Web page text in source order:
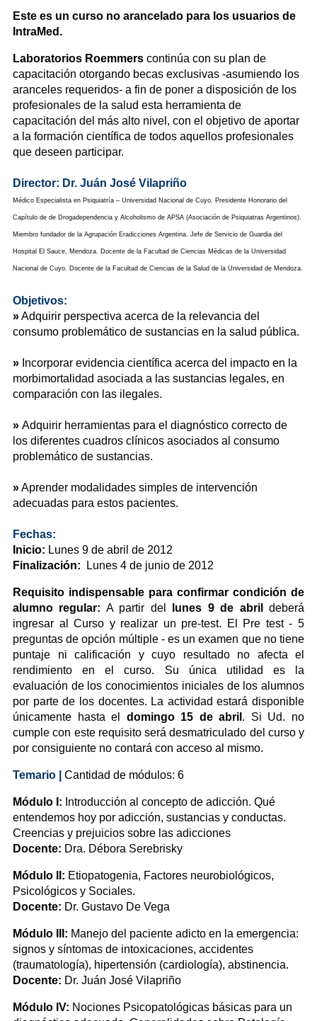
Este es un curso no arancelado para los usuarios de
IntraMed.
Laboratorios Roemmers continúa con su plan de
capacitación otorgando becas exclusivas -asumiendo los
aranceles requeridos- a fin de poner a disposición de los
profesionales de la salud esta herramienta de
capacitación del más alto nivel, con el objetivo de aportar
a la formación científica de todos aquellos profesionales
que deseen participar.
Director: Dr. Juán José Vilapriño
Médico Especialista en Psiquiatría – Universidad Nacional de Cuyo. Presidente Honorario del
Capítulo de de Drogadependencia y Alcoholismo de APSA (Asociación de Psiquiatras Argentinos).
Miembro fundador de la Agrupación Eradicciones Argentina. Jefe de Servicio de Guardia del
Hospital El Sauce, Mendoza. Docente de la Facultad de Ciencias Médicas de la Universidad
Nacional de Cuyo. Docente de la Facultad de Ciencias de la Salud de la Universidad de Mendoza.
Objetivos:
»Adquirir perspectiva acerca de la relevancia del
consumo problemático de sustancias en la salud pública.
» Incorporar evidencia científica acerca del impacto en la
morbimortalidad asociada a las sustancias legales, en
comparación con las ilegales.
» Adquirir herramientas para el diagnóstico correcto de
los diferentes cuadros clínicos asociados al consumo
problemático de sustancias.
»Aprender modalidades simples de intervención
adecuadas para estos pacientes.
Fechas:
Inicio: Lunes 9 de abril de 2012
Finalización:
Lunes 4 de junio de 2012
Requisito indispensable para confirmar condición de
alumno regular: A partir del lunes 9 de abrildeberá
ingresar al Curso y realizar un pre-test. El Pre test - 5
preguntas de opción múltiple - es un examen que no tiene
puntaje ni calificación y cuyo resultado no afecta el
rendimiento en el curso. Su única utilidad es la
evaluación de los conocimientos iniciales de los alumnos
por parte de los docentes. La actividad estará disponible
únicamente hasta el domingo 15 de abril . Si Ud. no
cumple con este requisito será desmatriculado del curso y
por consiguiente no contará con acceso al mismo.
Temario | Cantidad de módulos: 6
Módulo I: Introducción al concepto de adicción. Qué
entendemos hoy por adicción, sustancias y conductas.
Creencias y prejuicios sobre las adicciones
Docente: Dra. Débora Serebrisky
Módulo II: Etiopatogenia, Factores neurobiológicos,
Psicológicos y Sociales.
Docente: Dr. Gustavo De Vega
Módulo III: Manejo del paciente adicto en la emergencia:
signos y síntomas de intoxicaciones, accidentes
(traumatología), hipertensión (cardiología), abstinencia.
Docente: Dr. Juán José Vilapriño
Módulo IV: Nociones Psicopatológicas básicas para un